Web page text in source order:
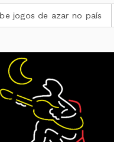
no país Pix amplia